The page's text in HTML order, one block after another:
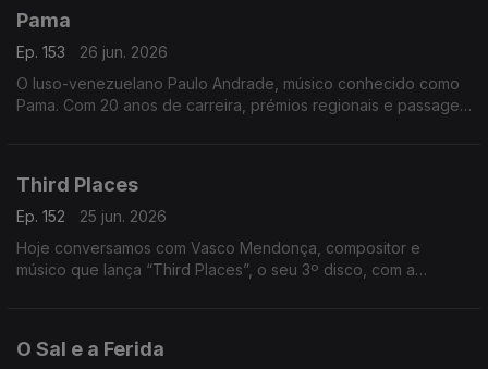
Pama
Ep. 153
26 jun. 2026
O luso-venezuelano Paulo Andrade, músico conhecido como
Pama. Com 20 anos de carreira, prémios regionais e passagem
Third Places
Ep. 152
25 jun. 2026
Hoje conversamos com Vasco Mendonça, compositor e
músico que lança “Third Places”, o seu 3º disco, com a
O Sal e a Ferida